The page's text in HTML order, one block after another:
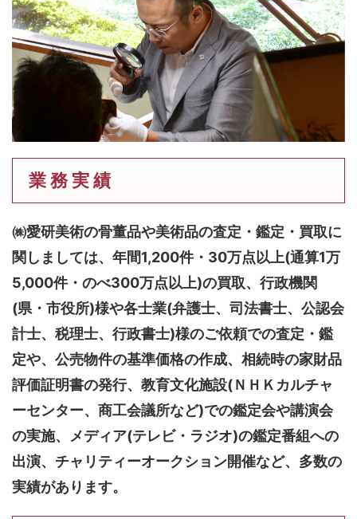
業 務 実 績
㈱愛研美術の骨董品や美術品の査定・鑑定・買取に
関しましては、 年間1,200件・30万点以上(通算1万
5,000件・のべ300万点以上)の買取、行政機関
(県・市役所)様や各士業(弁護士、司法書士、公認会
計士、税理士、行政書士)様のご依頼での査定・鑑
定や、公売物件の基準価格の作成、相続時の家財品
評価証明書の発行、教育文化施設(ＮＨＫカルチャ
ーセンター、商工会議所など)での鑑定会や講演会
の実施、メディア(テレビ・ラジオ)の鑑定番組への
出演、チャリティーオークション開催など、多数の
実績があります。